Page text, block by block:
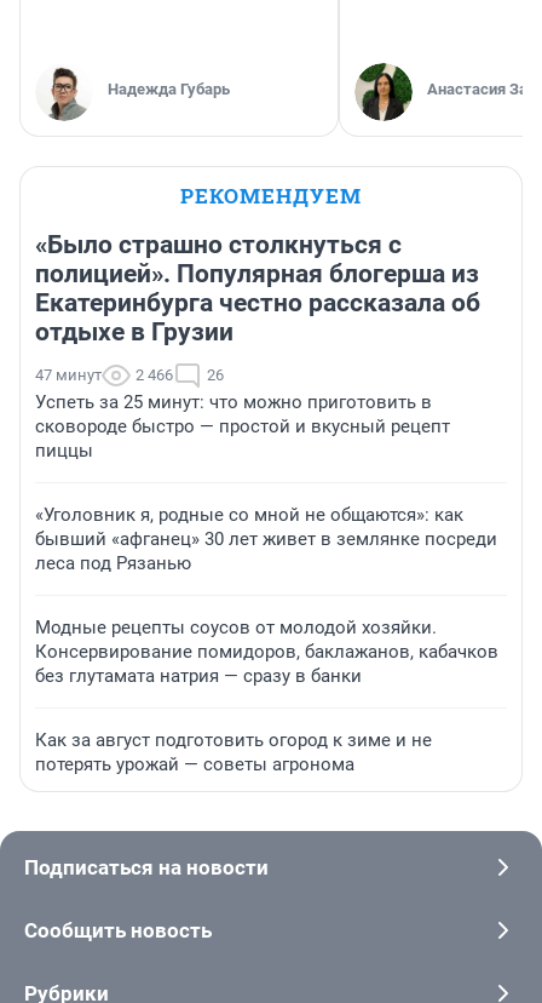
Надежда Губарь Анастасия
РЕКОМЕНДУЕМ
«Было страшно столкнуться с
полицией». Популярная блогерша из
Екатеринбурга честно рассказала об
отдыхе в Грузии
47 минут 2 466 26
Успеть за 25 минут: что можно приготовить в
сковороде быстро — простой и вкусный рецепт
пиццы
«Уголовник я, родные со мной не общаются»: как
бывший «афганец» 30 лет живет в землянке посреди
леса под Рязанью
Модные рецепты соусов от молодой хозяйки.
Консервирование помидоров, баклажанов, кабачков
без глутамата натрия — сразу в банки
Как за август подготовить огород к зиме и не
потерять урожай — советы агронома
Подписаться на новости
Сообщить новость
Рубрики